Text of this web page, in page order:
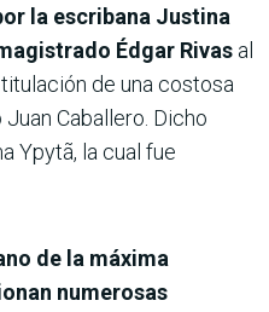
la escribana Justina
Édgar Rivas al
de una costosa
Caballero. Dicho
Ypytã, la cual fue
de la máxima
numerosas